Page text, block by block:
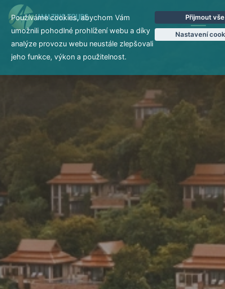
Používáme cookies, abychom Vám
umožnili pohodlné prohlížení webu a díky
analýze provozu webu neustále zlepšovali
jeho funkce, výkon a použitelnost.
Přijmout vše
Nastavení